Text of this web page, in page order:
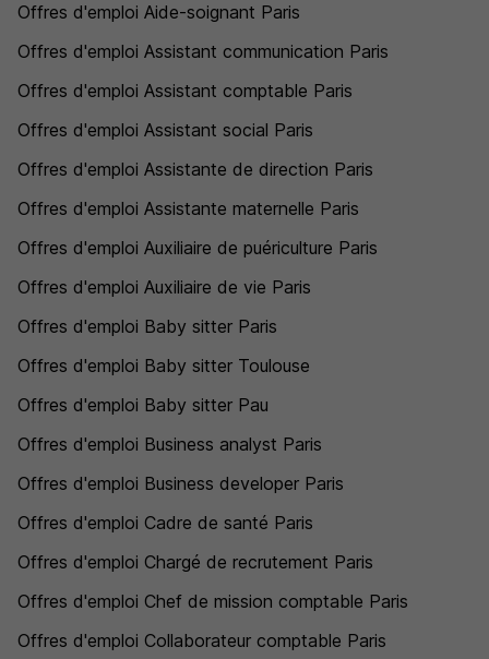
Offres d'emploi Aide-soignant Paris
Offres d'emploi Assistant communication Paris
Offres d'emploi Assistant comptable Paris
Offres d'emploi Assistant social Paris
Offres d'emploi Assistante de direction Paris
Offres d'emploi Assistante maternelle Paris
Offres d'emploi Auxiliaire de puériculture Paris
Offres d'emploi Auxiliaire de vie Paris
Offres d'emploi Baby sitter Paris
Offres d'emploi Baby sitter Toulouse
Offres d'emploi Baby sitter Pau
Offres d'emploi Business analyst Paris
Offres d'emploi Business developer Paris
Offres d'emploi Cadre de santé Paris
Offres d'emploi Chargé de recrutement Paris
Offres d'emploi Chef de mission comptable Paris
Offres d'emploi Collaborateur comptable Paris